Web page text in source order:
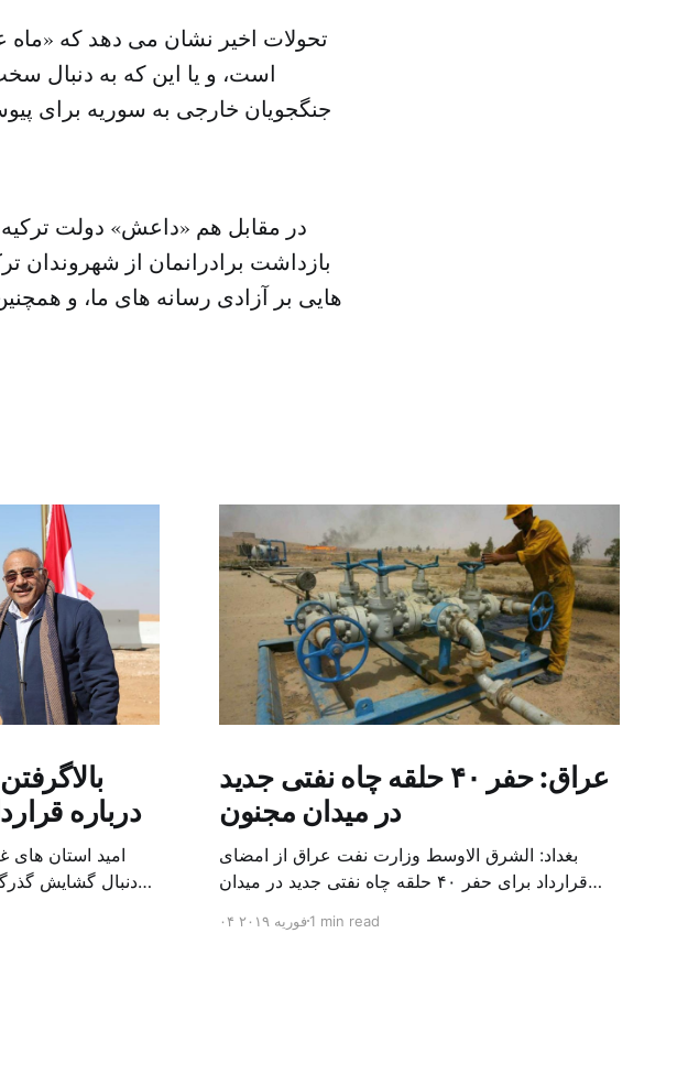
تحولات اخیر نشان می دهد که
است، و یا این که به دنبال
جنگجویان خارجی به سوریه برای
در مقابل هم «داعش» دولت
بازداشت برادرانمان از شهروندان
هایی بر آزادی رسانه های ما، و
درباره
امید استان های
دنبال گشایش
طریبیل توسط
عراق: حفر ۴۰ حلقه چاه نفتی جدید
در میدان مجنون
بغداد: الشرق الاوسط وزارت نفت عراق از امضای
قرارداد برای حفر ۴۰ حلقه چاه نفتی جدید در میدان
محمد خضیر مدعامل شرکت حفاری عراق روز یکشنبه
۰۴ فوریه ۲۰۱۹1 min read